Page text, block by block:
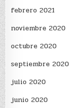
febrero 2021
noviembre 2020
octubre 2020
septiembre 2020
julio 2020
junio 2020